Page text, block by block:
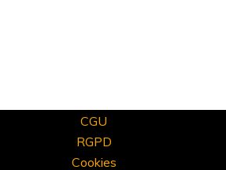
CGU
RGPD
Cookies